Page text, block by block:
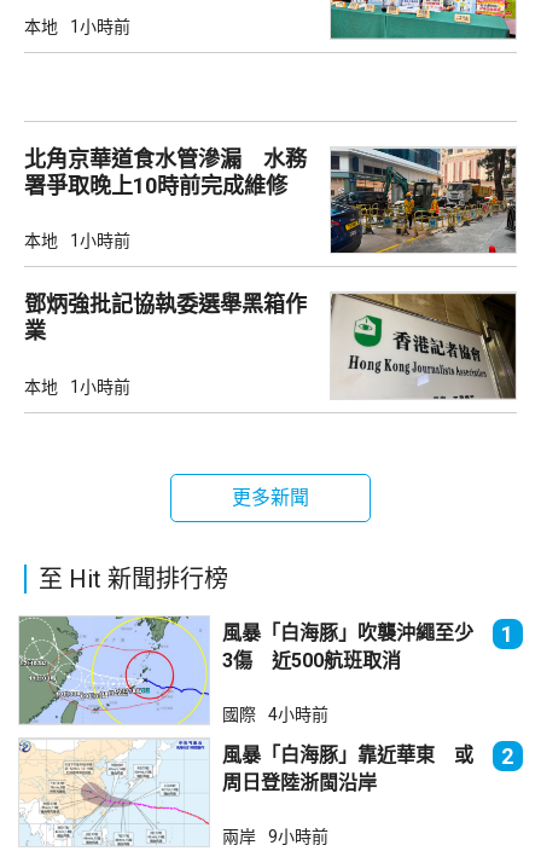
本地 1小時前
北角京華道食水管滲漏 水務
署爭取晚上10時前完成維修
本地 1小時前
鄧炳強批記協執委選舉黑箱作
業
本地 1小時前
更多新聞
至 Hit 新聞排行榜
風暴「白海豚」吹襲沖繩至少
3傷 近500航班取消
1
國際 4小時前
風暴「白海豚」靠近華東 或
周日登陸浙閩沿岸
2
兩岸 9小時前